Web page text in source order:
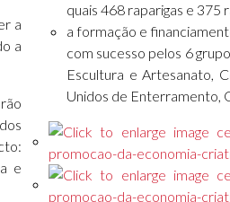
a
a
e
quais 468 raparigas e 375
a formação e
com sucesso pelos 6
Escultura e Artesanato,
Unidos de Enterramento,